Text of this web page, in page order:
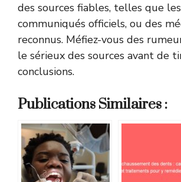
des sources fiables, telles que les
communiqués officiels, ou des
reconnus. Méfiez-vous des
le sérieux des sources avant de
conclusions.
Publications Similaires :